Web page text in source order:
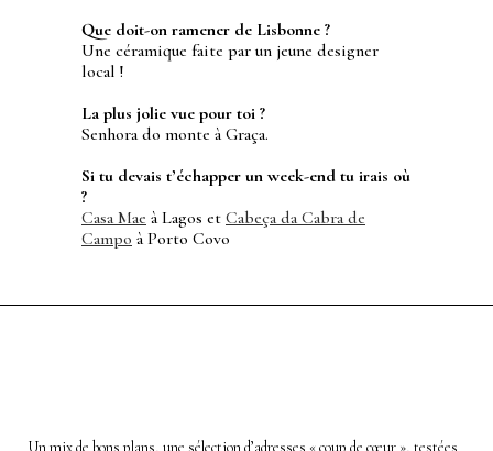
Que doit-on ramener de Lisbonne ?
Une céramique faite par un jeune designer
local !
La plus jolie vue pour toi ?
Senhora do monte à Graça.
Si tu devais t’échapper un week-end tu irais où
?
Casa Mae à Lagos et Cabeça da Cabra de
Campo à Porto Covo
Un mix de bons plans, une sélection d’adresses « coup de cœur », testées